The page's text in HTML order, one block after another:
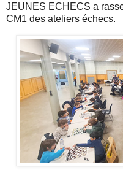
JEUNES ECHECS a
CM1 des ateliers échecs.